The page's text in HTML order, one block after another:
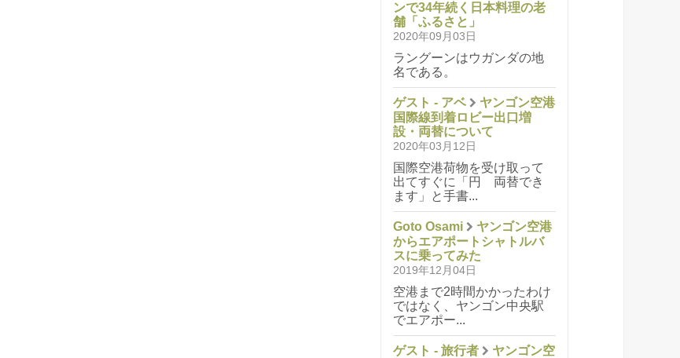
ンで34年続く日本料理の老
舗「ふるさと」
2020年09月03日
ラングーンはウガンダの地
名である。
ゲスト - アベ
ヤンゴン空港
国際線到着ロビー出口増
設・両替について
2020年03月12日
国際空港荷物を受け取って
出てすぐに「円 両替でき
ます」と手書...
Goto Osami
ヤンゴン空港
からエアポートシャトルバ
スに乗ってみた
2019年12月04日
空港まで2時間かかったわけ
ではなく、ヤンゴン中央駅
でエアポー...
ゲスト - 旅行者
ヤンゴン空